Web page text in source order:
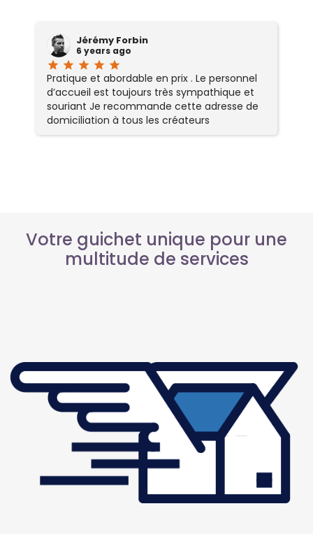
Jérémy Forbin
6 years ago
star star star star star
Pratique et abordable en prix . Le personnel
d’accueil est toujours très sympathique et
souriant Je recommande cette adresse de
domiciliation à tous les créateurs
d'entreprise.
Votre guichet unique pour une
multitude de services